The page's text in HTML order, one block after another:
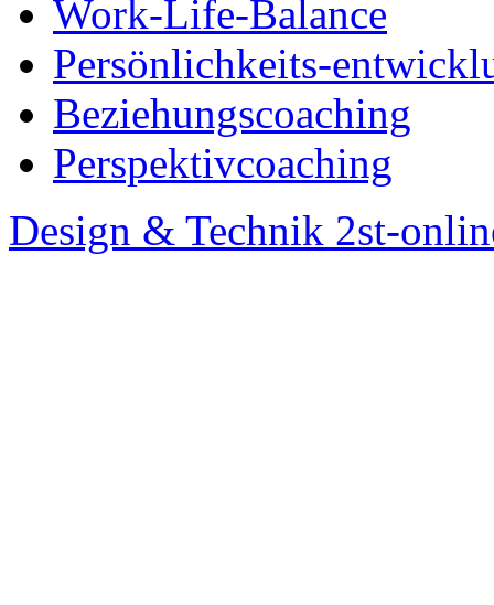
Work-Life-Balance
Persönlichkeits-
Beziehungscoaching
Perspektivcoaching
Design & Technik 2st-